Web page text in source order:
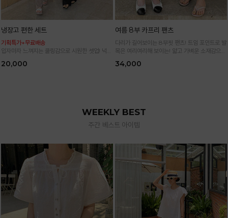
냉장고 편한 세트
기획특가+무료배송
입자마자 느껴지는 쿨링감으로 시원한 셋업! 넉넉
20,000
여름 8부 카프리 팬츠
다리가 길어보이는 8부핏 팬츠! 트임 포인트로 발
목은 여리여리해 보이는! 얇고 가벼운 소재감으로
*블랙·주문폭주로 인한 입고지연·순차발송 진행중
34,000
WEEKLY BEST
주간 베스트 아이템